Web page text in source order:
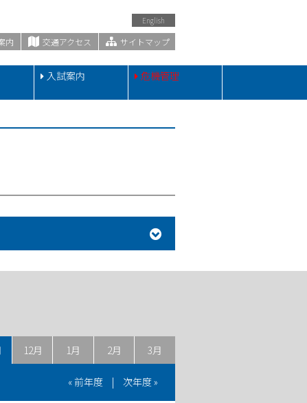
English
内 交通アクセス サイトマップ
入試案内 危機管理
12月 1月 2月 3月
« 前年度 | 次年度 »